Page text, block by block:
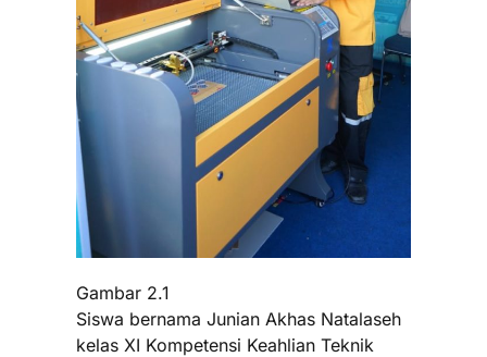
Gambar 2.1
Siswa bernama Junian Akhas Natalaseh
kelas XI Kompetensi Keahlian Teknik